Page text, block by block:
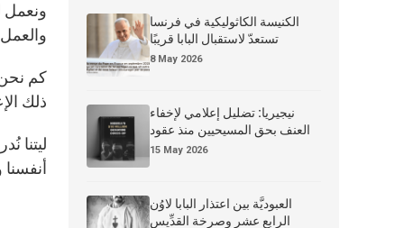
ونعمل
كم
ذلك
ليتنا
الكنيسة الكاثوليكية في فرنسا
تستعدّ لاستقبال البابا قريبًا
8 May 2026
نيجيريا: تضليل إعلامي لإخفاء
العنف بحق المسيحيين منذ عقود
15 May 2026
العبوديَّة بين اعتذار البابا لاوُن
الرابع عشر وصرخة القدِّيس